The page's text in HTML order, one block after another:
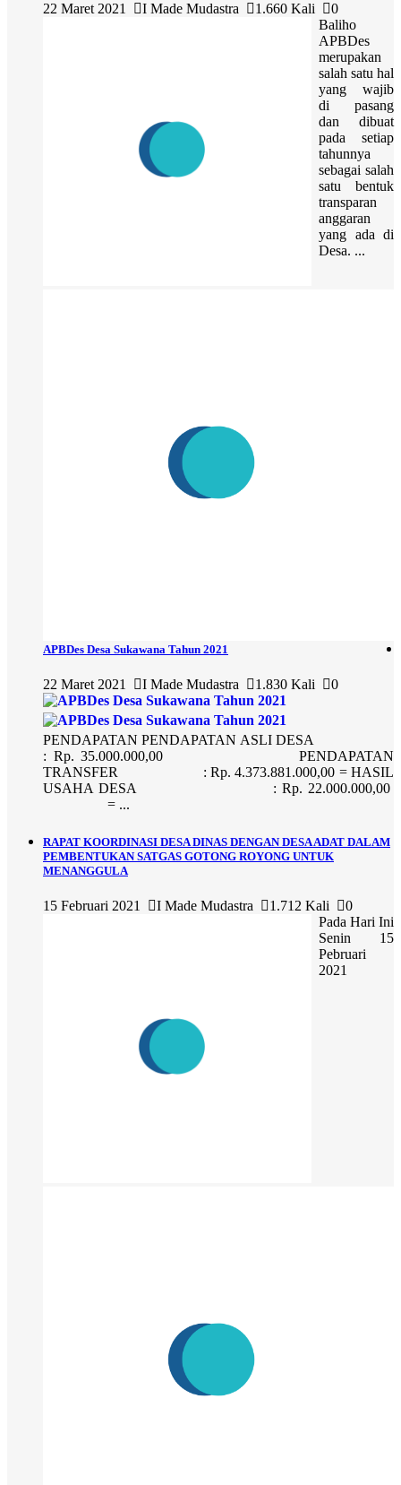
22 Maret 2021 I Made Mudastra 1.660 Kali
0
Baliho
APBDes
merupakan
salah satu hal
yang wajib
di pasang
dan dibuat
pada setiap
tahunnya
sebagai salah
satu bentuk
transparan
anggaran
yang ada di
Desa. ...
APBDes Desa Sukawana Tahun 2021
22 Maret 2021 I Made Mudastra 1.830 Kali 0
PENDAPATAN PENDAPATAN ASLI DESA
: Rp. 35.000.000,00 PENDAPATAN
TRANSFER : Rp. 4.373.881.000,00 = HASIL
USAHA DESA : Rp. 22.000.000,00
= ...
RAPAT KOORDINASI DESA DINAS DENGAN DESA ADAT DALAM
PEMBENTUKAN SATGAS GOTONG ROYONG UNTUK
MENANGGULA
15 Februari 2021 I Made Mudastra 1.712 Kali
0
Pada Hari Ini
Senin 15
Pebruari
2021